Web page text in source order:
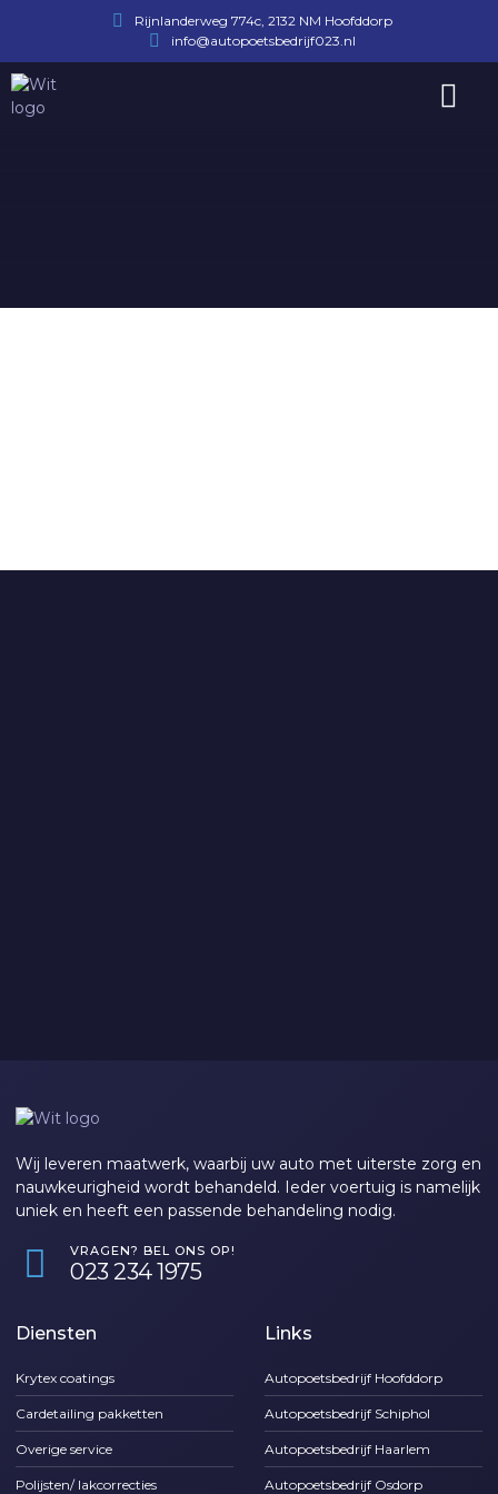
Rijnlanderweg 774c, 2132 NM Hoofddorp
info@autopoetsbedrijf023.nl
Wij leveren maatwerk, waarbij uw auto met uiterste zorg en
nauwkeurigheid wordt behandeld. Ieder voertuig is namelijk
uniek en heeft een passende behandeling nodig.
VRAGEN? BEL ONS OP!
‎023 234 1975
Diensten
Krytex coatings
Cardetailing pakketten
Overige service
Polijsten/ lakcorrecties
Links
Autopoetsbedrijf Hoofddorp
Autopoetsbedrijf Schiphol
Autopoetsbedrijf Haarlem
Autopoetsbedrijf Osdorp